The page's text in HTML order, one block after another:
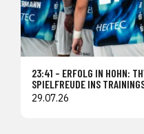
23:41 – ERFOLG IN HOHN:
SPIELFREUDE INS
29.07.26